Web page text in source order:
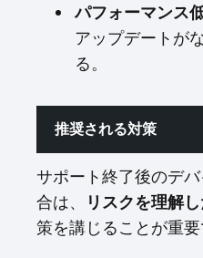
パフォーマンス
アップデートが
る。
推奨される対策
サポート終了後のデ
合は、
リスクを理解
策を講じることが重要